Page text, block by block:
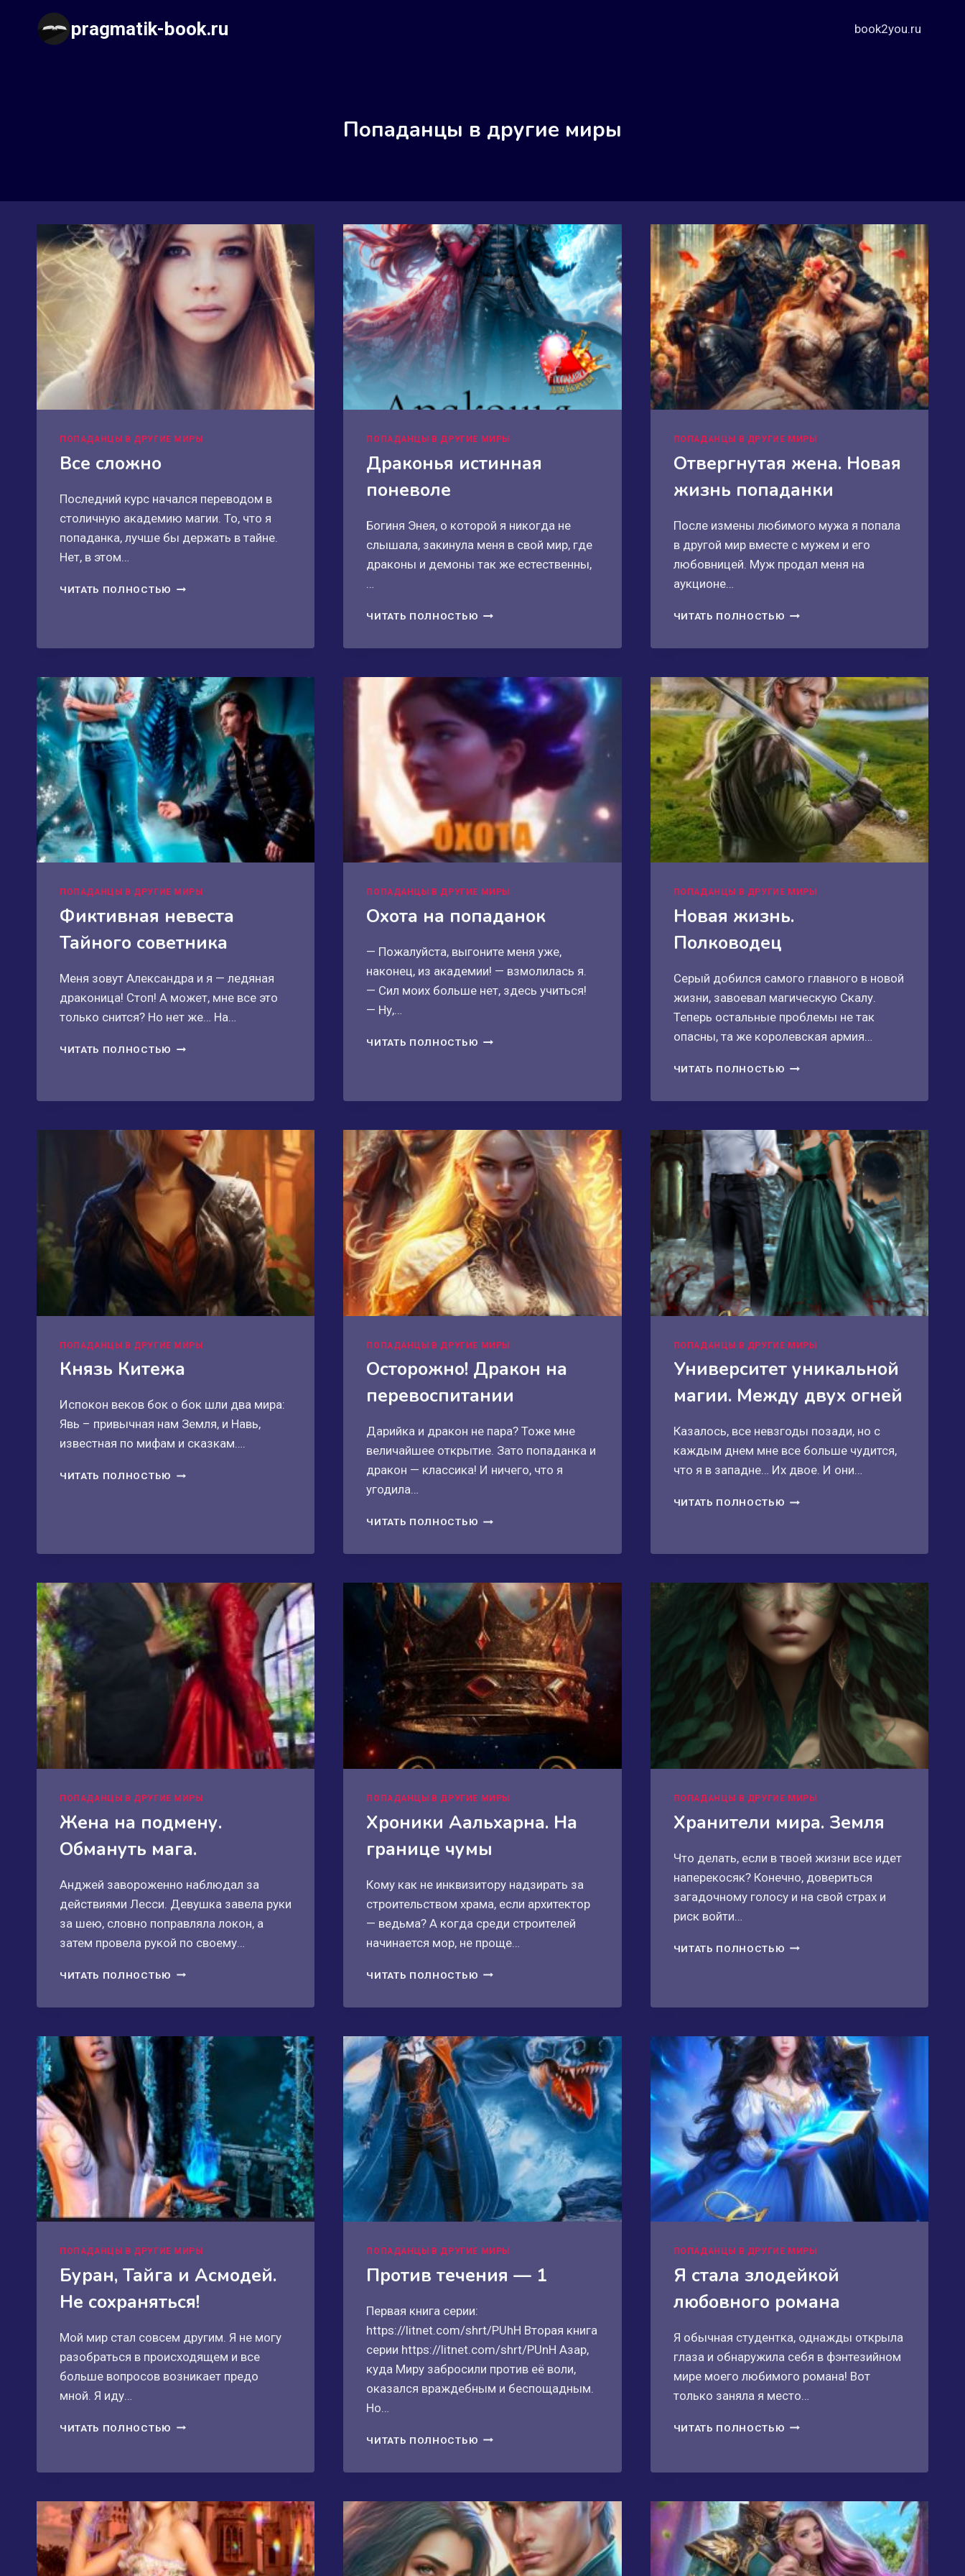
содержимому
pragmatik-book.ru book2you.ru
Попаданцы в другие миры
ПОПАДАНЦЫ В ДРУГИЕ МИРЫ
Все сложно
Последний курс начался переводом в
столичную академию магии. То, что я
попаданка, лучше бы держать в тайне.
Нет, в этом…
ЧИТАТЬ ПОЛНОСТЬЮ ВСЕ
ПОПАДАНЦЫ В ДРУГИЕ МИРЫ
Драконья истинная
поневоле
Богиня Энея, о которой я никогда не
слышала, закинула меня в свой мир, где
драконы и демоны так же естественны,
…
ЧИТАТЬ ПОЛНОСТЬЮ ДРАКОНЬЯ
ПОПАДАНЦЫ В ДРУГИЕ МИРЫ
Отвергнутая жена. Новая
жизнь попаданки
После измены любимого мужа я попала
в другой мир вместе с мужем и его
любовницей. Муж продал меня на
аукционе…
ЧИТАТЬ ПОЛНОСТЬЮ ОТВЕРГНУТАЯ
ПОПАДАНЦЫ В ДРУГИЕ МИРЫ
Фиктивная невеста
Тайного советника
Меня зовут Александра и я — ледяная
драконица! Стоп! А может, мне все это
только снится? Но нет же… На…
ЧИТАТЬ ПОЛНОСТЬЮ ФИКТИВНАЯ
ПОПАДАНЦЫ В ДРУГИЕ МИРЫ
Охота на попаданок
— Пожалуйста, выгоните меня уже,
наконец, из академии! — взмолилась я.
— Сил моих больше нет, здесь учиться!
— Ну,…
ЧИТАТЬ ПОЛНОСТЬЮ ОХОТА
ПОПАДАНЦЫ В ДРУГИЕ МИРЫ
Новая жизнь.
Полководец
Серый добился самого главного в новой
жизни, завоевал магическую Скалу.
Теперь остальные проблемы не так
опасны, та же королевская армия…
ЧИТАТЬ ПОЛНОСТЬЮ НОВАЯ
ПОПАДАНЦЫ В ДРУГИЕ МИРЫ
Князь Китежа
Испокон веков бок о бок шли два мира:
Явь – привычная нам Земля, и Навь,
известная по мифам и сказкам….
ЧИТАТЬ ПОЛНОСТЬЮ КНЯЗЬ
ПОПАДАНЦЫ В ДРУГИЕ МИРЫ
Осторожно! Дракон на
перевоспитании
Дарийка и дракон не пара? Тоже мне
величайшее открытие. Зато попаданка и
дракон — классика! И ничего, что я
угодила…
ЧИТАТЬ ПОЛНОСТЬЮ ОСТОРОЖНО!
ПОПАДАНЦЫ В ДРУГИЕ МИРЫ
Университет уникальной
магии. Между двух огней
Казалось, все невзгоды позади, но с
каждым днем мне все больше чудится,
что я в западне… Их двое. И они…
ЧИТАТЬ ПОЛНОСТЬЮ УНИВЕРСИТЕТ
ПОПАДАНЦЫ В ДРУГИЕ МИРЫ
Жена на подмену.
Обмануть мага.
Анджей завороженно наблюдал за
действиями Лесси. Девушка завела руки
за шею, словно поправляла локон, а
затем провела рукой по своему…
ЧИТАТЬ ПОЛНОСТЬЮ ЖЕНА
ПОПАДАНЦЫ В ДРУГИЕ МИРЫ
Хроники Аальхарна. На
границе чумы
Кому как не инквизитору надзирать за
строительством храма, если архитектор
— ведьма? А когда среди строителей
начинается мор, не проще…
ЧИТАТЬ ПОЛНОСТЬЮ ХРОНИКИ
ПОПАДАНЦЫ В ДРУГИЕ МИРЫ
Хранители мира. Земля
Что делать, если в твоей жизни все идет
наперекосяк? Конечно, довериться
загадочному голосу и на свой страх и
риск войти…
ЧИТАТЬ ПОЛНОСТЬЮ ХРАНИТЕЛИ
ПОПАДАНЦЫ В ДРУГИЕ МИРЫ
Буран, Тайга и Асмодей.
Не сохраняться!
Мой мир стал совсем другим. Я не могу
разобраться в происходящем и все
больше вопросов возникает предо
мной. Я иду…
ЧИТАТЬ ПОЛНОСТЬЮ БУРАН,
АСМОДЕЙ.
СОХРАНЯТЬСЯ!
ПОПАДАНЦЫ В ДРУГИЕ МИРЫ
Против течения — 1
Первая книга серии:
https://litnet.com/shrt/PUhH Вторая книга
серии https://litnet.com/shrt/PUnH Азар,
куда Миру забросили против её воли,
оказался враждебным и беспощадным.
Но…
ЧИТАТЬ ПОЛНОСТЬЮ ПРОТИВ
ПОПАДАНЦЫ В ДРУГИЕ МИРЫ
Я стала злодейкой
любовного романа
Я обычная студентка, однажды открыла
глаза и обнаружила себя в фэнтезийном
мире моего любимого романа! Вот
только заняла я место…
ЧИТАТЬ ПОЛНОСТЬЮ Я
ЛЮБОВНОГО